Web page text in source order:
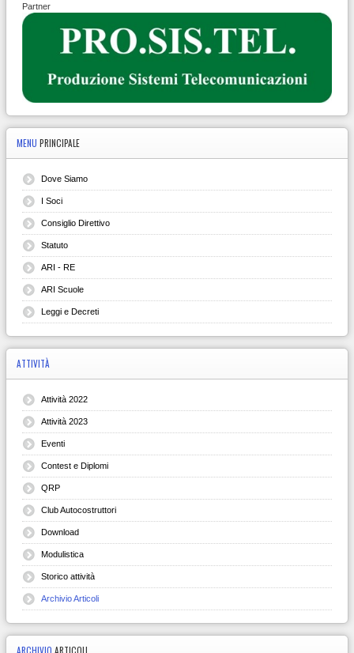
Partner
MENU PRINCIPALE
Dove Siamo
I Soci
Consiglio Direttivo
Statuto
ARI - RE
ARI Scuole
Leggi e Decreti
ATTIVITÀ
Attività 2022
Attività 2023
Eventi
Contest e Diplomi
QRP
Club Autocostruttori
Download
Modulistica
Storico attività
Archivio Articoli
ARCHIVIO ARTICOLI